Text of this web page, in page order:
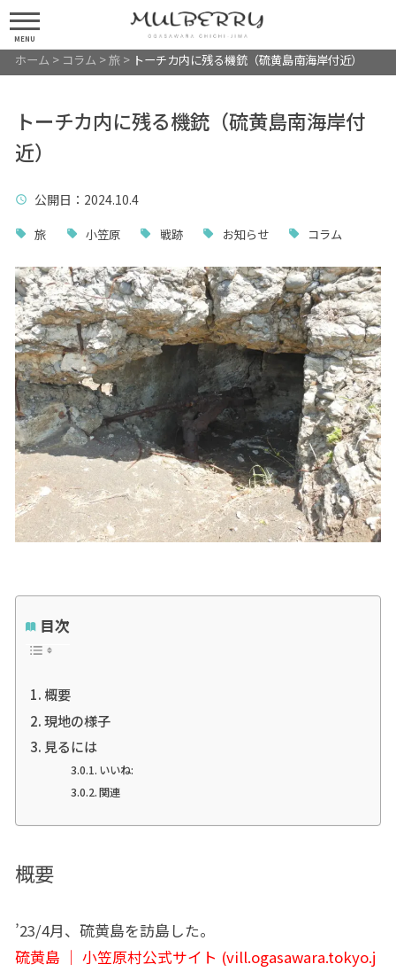
MENU
ホーム > コラム >旅> トーチカ内に残る機銃（硫黄島南海岸付近）
トーチカ内に残る機銃（硫黄島南海岸付
近）
公開日 ：2024.10.4
旅 小笠原 戦跡 お知らせ コラム
目次
概要
現地の様子
見るには
いいね:
関連
概要
’23/4月、硫黄島を訪島した。
硫黄島 ｜ 小笠原村公式サイト (vill.ogasawara.tokyo.j